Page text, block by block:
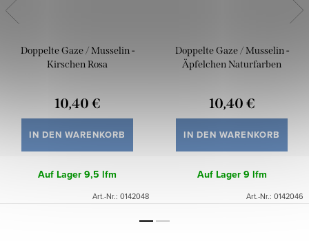
Doppelte Gaze / Musselin -
Kirschen Rosa
10,40 €
IN DEN WARENKORB
Auf Lager 9,5 lfm
Art.-Nr.: 0142048
Doppelte Gaze / Musselin -
Äpfelchen Naturfarben
10,40 €
IN DEN WARENKORB
Auf Lager 9 lfm
Art.-Nr.: 0142046